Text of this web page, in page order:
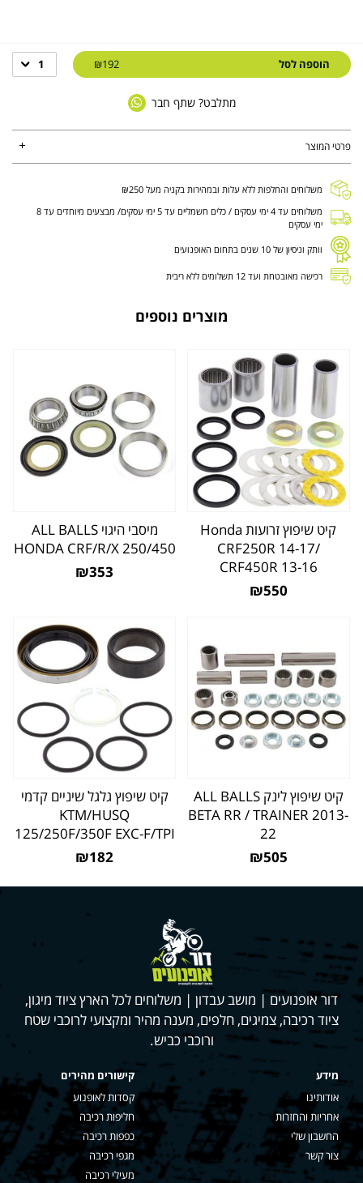
הוספה לסל ₪192
1
מתלבט? שתף חבר
פרטי המוצר
משלוחים והחלפות ללא עלות ובמהירות בקניה מעל ₪250
משלוחים עד 4 ימי עסקים / כלים חשמליים עד 5 ימי עסקים/ מבצעים מיוחדים עד 8
ימי עסקים
וותק וניסיון של 10 שנים בתחום האופנועים
רכישה מאובטחת ועד 12 תשלומים ללא ריבית
מוצרים נוספים
קיט שיפוץ זרועות Honda
CRF250R 14-17/
CRF450R 13-16
₪550
מיסבי היגוי ALL BALLS
HONDA CRF/R/X 250/450
₪353
קיט שיפוץ לינק ALL BALLS
BETA RR / TRAINER 2013-
22
₪505
קיט שיפוץ גלגל שיניים קדמי
KTM/HUSQ
125/250F/350F EXC-F/TPI
₪182
דור אופנועים | מושב עבדון | משלוחים לכל הארץ ציוד מיגון,
ציוד רכיבה, צמיגים, חלפים, מענה מהיר ומקצועי לרוכבי שטח
ורוכבי כביש.
מידע
אודותינו
אחריות והחזרות
החשבון שלי
צור קשר
קישורים מהירים
קסדות לאופנוע
חליפות רכיבה
כפפות רכיבה
מגפי רכיבה
מעילי רכיבה